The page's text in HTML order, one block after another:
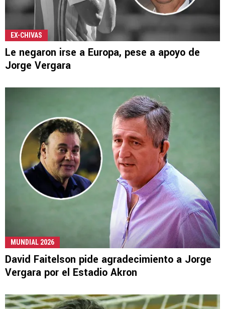
EX-CHIVAS
Le negaron irse a Europa, pese a apoyo de
Jorge Vergara
MUNDIAL 2026
David Faitelson pide agradecimiento a Jorge
Vergara por el Estadio Akron